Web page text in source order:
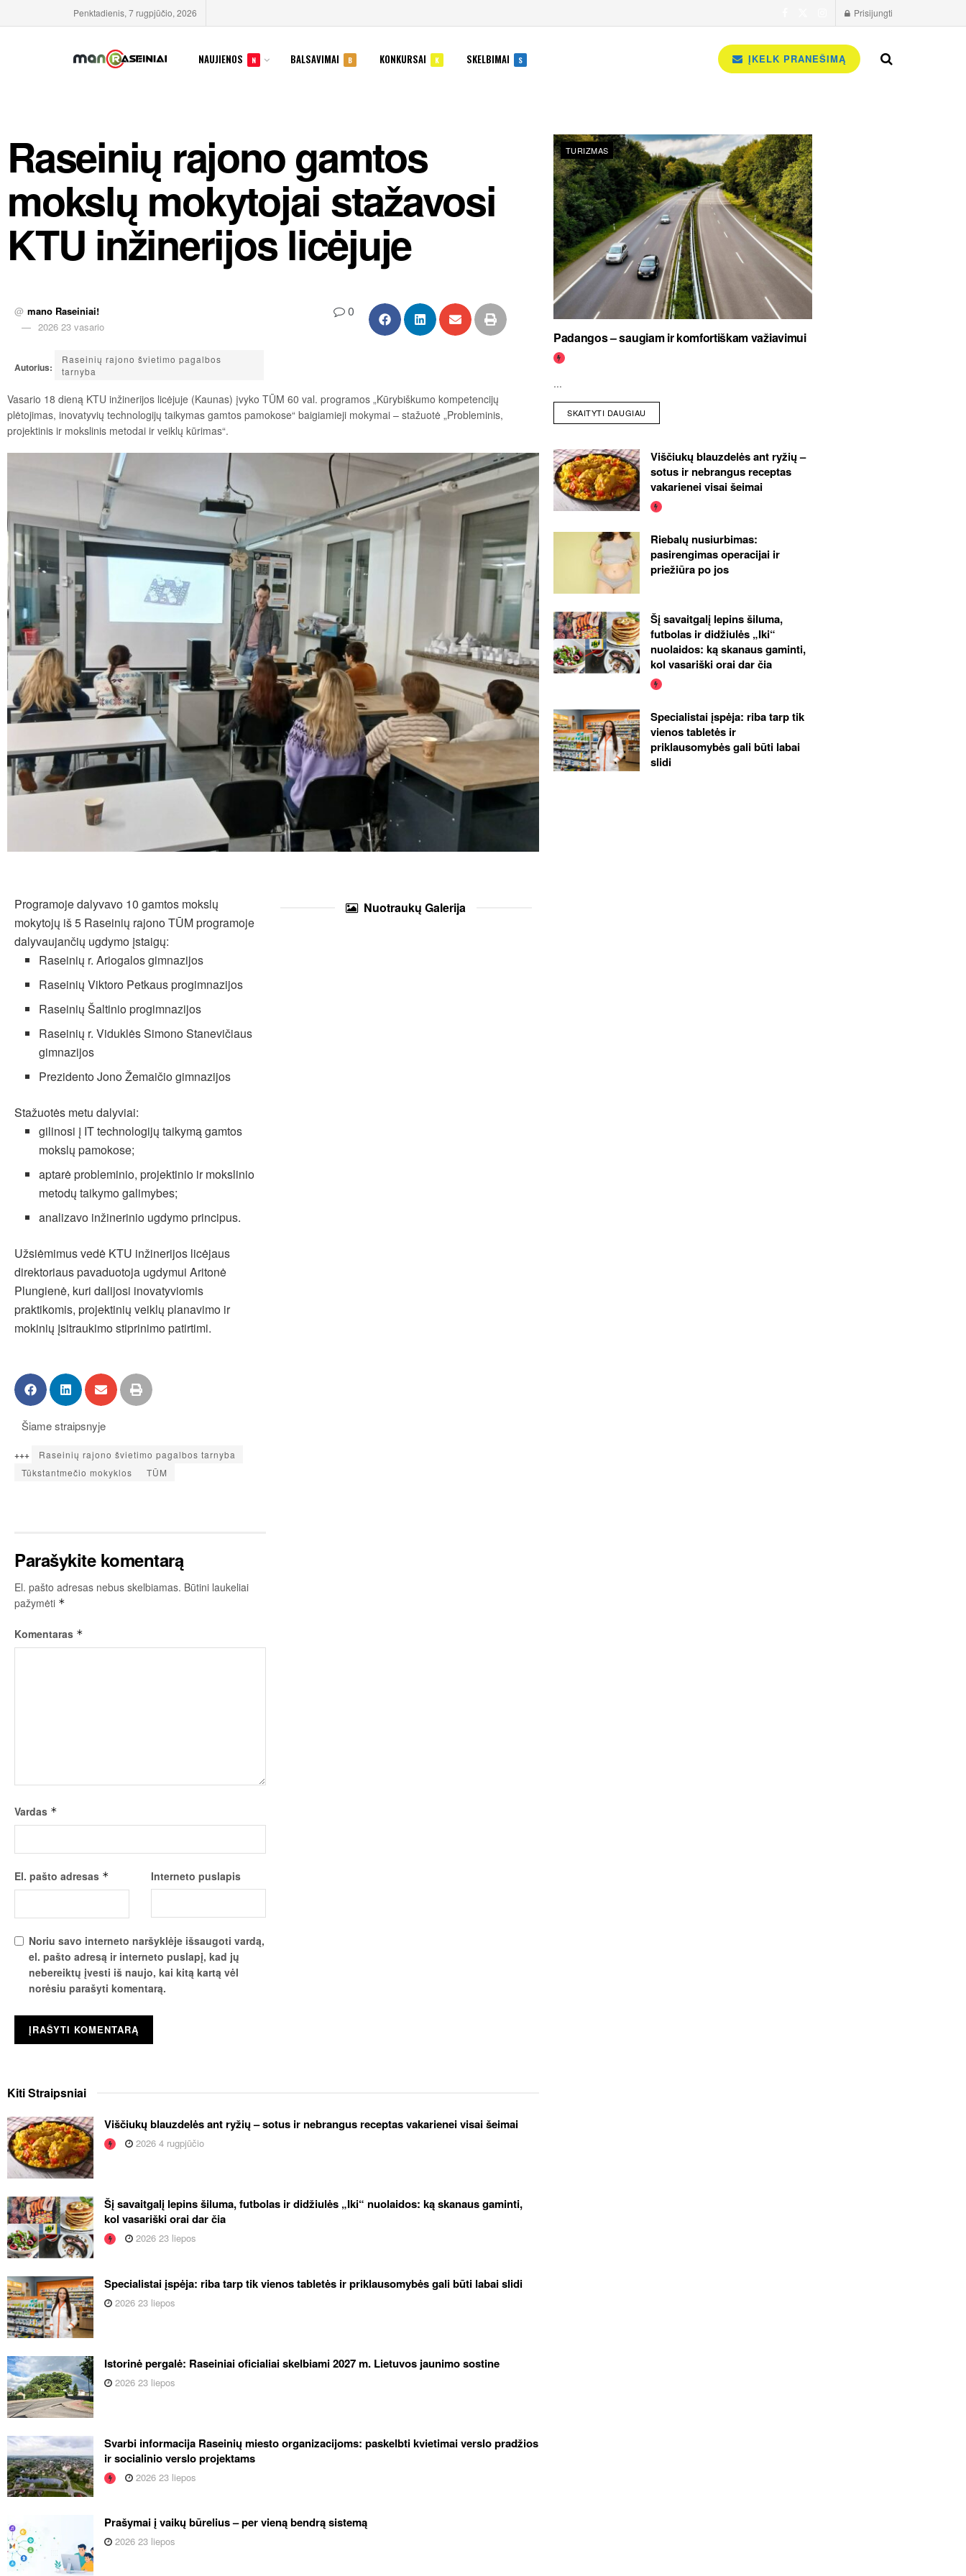
Penktadienis, 7 rugpjūčio, 2026 Prisijungti
NAUJIENOS N BALSAVIMAI B KONKURSAI K SKELBIMAI S ĮKELK PRANEŠIMĄ
Raseinių rajono gamtos
mokslų mokytojai stažavosi
KTU inžinerijos licėjuje
@ mano Raseiniai!
2026 23 vasario
0
Autorius:
Raseinių rajono švietimo pagalbos
tarnyba
Vasario 18 dieną KTU inžinerijos licėjuje (Kaunas) įvyko TŪM 60 val. programos „Kūrybiškumo kompetencijų
plėtojimas, inovatyvių technologijų taikymas gamtos pamokose“ baigiamieji mokymai – stažuotė „Probleminis,
projektinis ir mokslinis metodai ir veiklų kūrimas“.
TURIZMAS
Padangos – saugiam ir komfortiškam važiavimui
...
SKAITYTI DAUGIAU
Viščiukų blauzdelės ant ryžių –
sotus ir nebrangus receptas
vakarienei visai šeimai
Riebalų nusiurbimas:
pasirengimas operacijai ir
priežiūra po jos
Šį savaitgalį lepins šiluma,
futbolas ir didžiulės „Iki“
nuolaidos: ką skanaus gaminti,
kol vasariški orai dar čia
Specialistai įspėja: riba tarp tik
vienos tabletės ir
priklausomybės gali būti labai
slidi
Programoje dalyvavo 10 gamtos mokslų
mokytojų iš 5 Raseinių rajono TŪM programoje
dalyvaujančių ugdymo įstaigų:
Raseinių r. Ariogalos gimnazijos
Raseinių Viktoro Petkaus progimnazijos
Raseinių Šaltinio progimnazijos
Raseinių r. Viduklės Simono Stanevičiaus
gimnazijos
Prezidento Jono Žemaičio gimnazijos
Stažuotės metu dalyviai:
gilinosi į IT technologijų taikymą gamtos
mokslų pamokose;
aptarė probleminio, projektinio ir mokslinio
metodų taikymo galimybes;
analizavo inžinerinio ugdymo principus.
Užsiėmimus vedė KTU inžinerijos licėjaus
direktoriaus pavaduotoja ugdymui Aritonė
Plungienė, kuri dalijosi inovatyviomis
praktikomis, projektinių veiklų planavimo ir
mokinių įsitraukimo stiprinimo patirtimi.
Šiame straipsnyje
+++
Raseinių rajono švietimo pagalbos tarnyba
Tūkstantmečio mokyklos
TŪM
NuotraukųGalerija
Parašykite komentarą
El. pašto adresas nebus skelbiamas. Būtini laukeliai
pažymėti *
Komentaras *
Vardas *
El. pašto adresas * Interneto puslapis
Noriu savo interneto naršyklėje išsaugoti vardą,
el. pašto adresą ir interneto puslapį, kad jų
nebereiktų įvesti iš naujo, kai kitą kartą vėl
norėsiu parašyti komentarą.
KitiStraipsniai
Viščiukų blauzdelės ant ryžių – sotus ir nebrangus receptas vakarienei visai šeimai
2026 4 rugpjūčio
Šį savaitgalį lepins šiluma, futbolas ir didžiulės „Iki“ nuolaidos: ką skanaus gaminti,
kol vasariški orai dar čia
2026 23 liepos
Specialistai įspėja: riba tarp tik vienos tabletės ir priklausomybės gali būti labai slidi
2026 23 liepos
Istorinė pergalė: Raseiniai oficialiai skelbiami 2027 m. Lietuvos jaunimo sostine
2026 23 liepos
Svarbi informacija Raseinių miesto organizacijoms: paskelbti kvietimai verslo pradžios
ir socialinio verslo projektams
2026 23 liepos
Prašymai į vaikų būrelius – per vieną bendrą sistemą
2026 23 liepos